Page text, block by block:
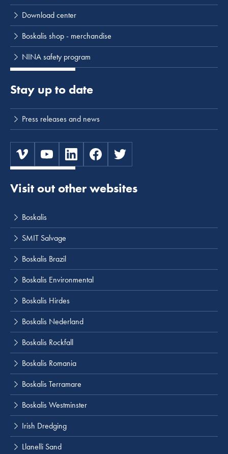
Download center
Boskalis shop - merchandise
NINA safety program
Visit out other websites
Boskalis
SMIT Salvage
Boskalis Brazil
Boskalis Environmental
Boskalis Hirdes
Boskalis Nederland
Boskalis Rockfall
Boskalis Romania
Boskalis Terramare
Boskalis Westminster
Irish Dredging
Llanelli Sand
Stay up to date
Press releases and news